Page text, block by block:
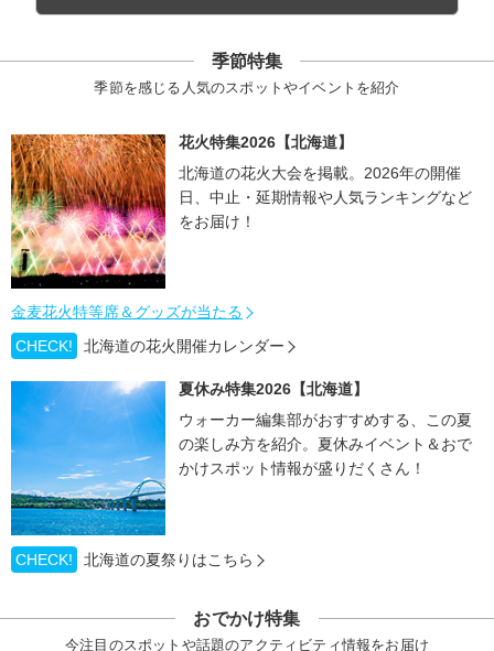
季節特集
季節を感じる人気のスポットやイベントを紹介
花火特集2026【北海道】
北海道の花火大会を掲載。2026年の開催
日、中止・延期情報や人気ランキングなど
をお届け！
金麦花火特等席＆グッズが当たる
CHECK!
北海道の花火開催カレンダー
夏休み特集2026【北海道】
ウォーカー編集部がおすすめする、この夏
の楽しみ方を紹介。夏休みイベント＆おで
かけスポット情報が盛りだくさん！
CHECK! 北海道の夏祭りはこちら
おでかけ特集
今注目のスポットや話題のアクティビティ情報をお届け